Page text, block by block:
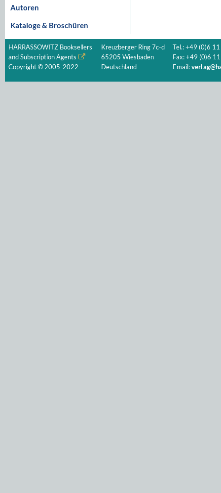
Autoren
Kataloge & Broschüren
HARRASSOWITZ Booksellers
and Subscription Agents
Copyright © 2005-2022
Kreuzberger Ring 7c-d
65205 Wiesbaden
Deutschland
Tel.: +49 (0)6
Fax: +49 (0)6
Email: